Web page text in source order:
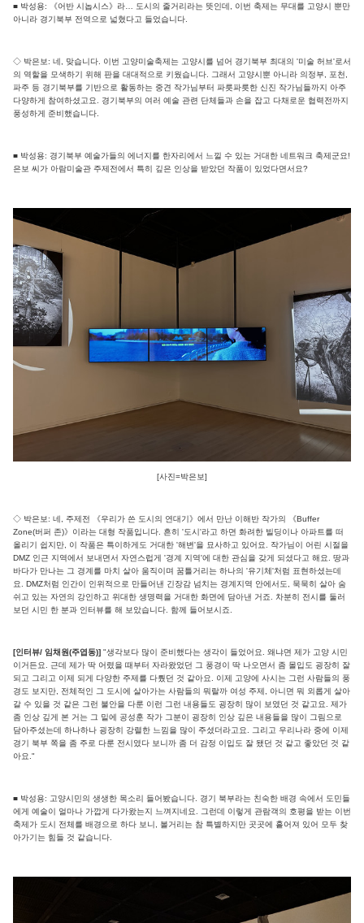
■ 박성용: 《어반 시놉시스》라… 도시의 줄거리라는 뜻인데, 이번 축제는 무대를 고양시 뿐만
아니라 경기북부 전역으로 넓혔다고 들었습니다.
◇ 박은보: 네, 맞습니다. 이번 고양미술축제는 고양시를 넘어 경기북부 최대의 '미술 허브'로서
의 역할을 모색하기 위해 판을 대대적으로 키웠습니다. 그래서 고양시뿐 아니라 의정부, 포천,
파주 등 경기북부를 기반으로 활동하는 중견 작가님부터 파릇파릇한 신진 작가님들까지 아주
다양하게 참여하셨고요. 경기북부의 여러 예술 관련 단체들과 손을 잡고 다채로운 협력전까지
풍성하게 준비했습니다.
■ 박성용: 경기북부 예술가들의 에너지를 한자리에서 느낄 수 있는 거대한 네트워크 축제군요!
은보 씨가 아람미술관 주제전에서 특히 깊은 인상을 받았던 작품이 있었다면서요?
[사진=박은보]
◇ 박은보: 네, 주제전 《우리가 쓴 도시의 연대기》에서 만난 이해반 작가의 《Buffer
Zone(버퍼 존)》이라는 대형 작품입니다. 흔히 '도시'라고 하면 화려한 빌딩이나 아파트를 떠
올리기 쉽지만, 이 작품은 특이하게도 거대한 '해변'을 묘사하고 있어요. 작가님이 어린 시절을
DMZ 인근 지역에서 보내면서 자연스럽게 '경계 지역'에 대한 관심을 갖게 되셨다고 해요. 땅과
바다가 만나는 그 경계를 마치 살아 움직이며 꿈틀거리는 하나의 '유기체'처럼 표현하셨는데
요. DMZ처럼 인간이 인위적으로 만들어낸 긴장감 넘치는 경계지역 안에서도, 묵묵히 살아 숨
쉬고 있는 자연의 강인하고 위대한 생명력을 거대한 화면에 담아낸 거죠. 차분히 전시를 둘러
보던 시민 한 분과 인터뷰를 해 보았습니다. 함께 들어보시죠.
[인터뷰/ 임채원(주엽동)] "생각보다 많이 준비했다는 생각이 들었어요. 왜냐면 제가 고양 시민
이거든요. 근데 제가 딱 어렸을 때부터 자라왔었던 그 풍경이 딱 나오면서 좀 몰입도 굉장히 잘
되고 그리고 이제 되게 다양한 주제를 다뤘던 것 같아요. 이제 고양에 사시는 그런 사람들의 풍
경도 보지만, 전체적인 그 도시에 살아가는 사람들의 뭐랄까 여성 주제, 아니면 뭐 외롭게 살아
갈 수 있을 것 같은 그런 불안을 다룬 이런 그런 내용들도 굉장히 많이 보였던 것 같고요. 제가
좀 인상 깊게 본 거는 그 밑에 공성훈 작가 그분이 굉장히 인상 깊은 내용들을 많이 그림으로
담아주셨는데 하나하나 굉장히 강렬한 느낌을 많이 주셨더라고요. 그리고 우리나라 중에 이제
경기 북부 쪽을 좀 주로 다룬 전시였다 보니까 좀 더 감정 이입도 잘 됐던 것 같고 좋았던 것 같
아요."
■ 박성용: 고양시민의 생생한 목소리 들어봤습니다. 경기 북부라는 친숙한 배경 속에서 도민들
에게 예술이 얼마나 가깝게 다가왔는지 느껴지네요. 그런데 이렇게 관람객의 호평을 받는 이번
축제가 도시 전체를 배경으로 하다 보니, 볼거리는 참 특별하지만 곳곳에 흩어져 있어 모두 찾
아가기는 힘들 것 같습니다.